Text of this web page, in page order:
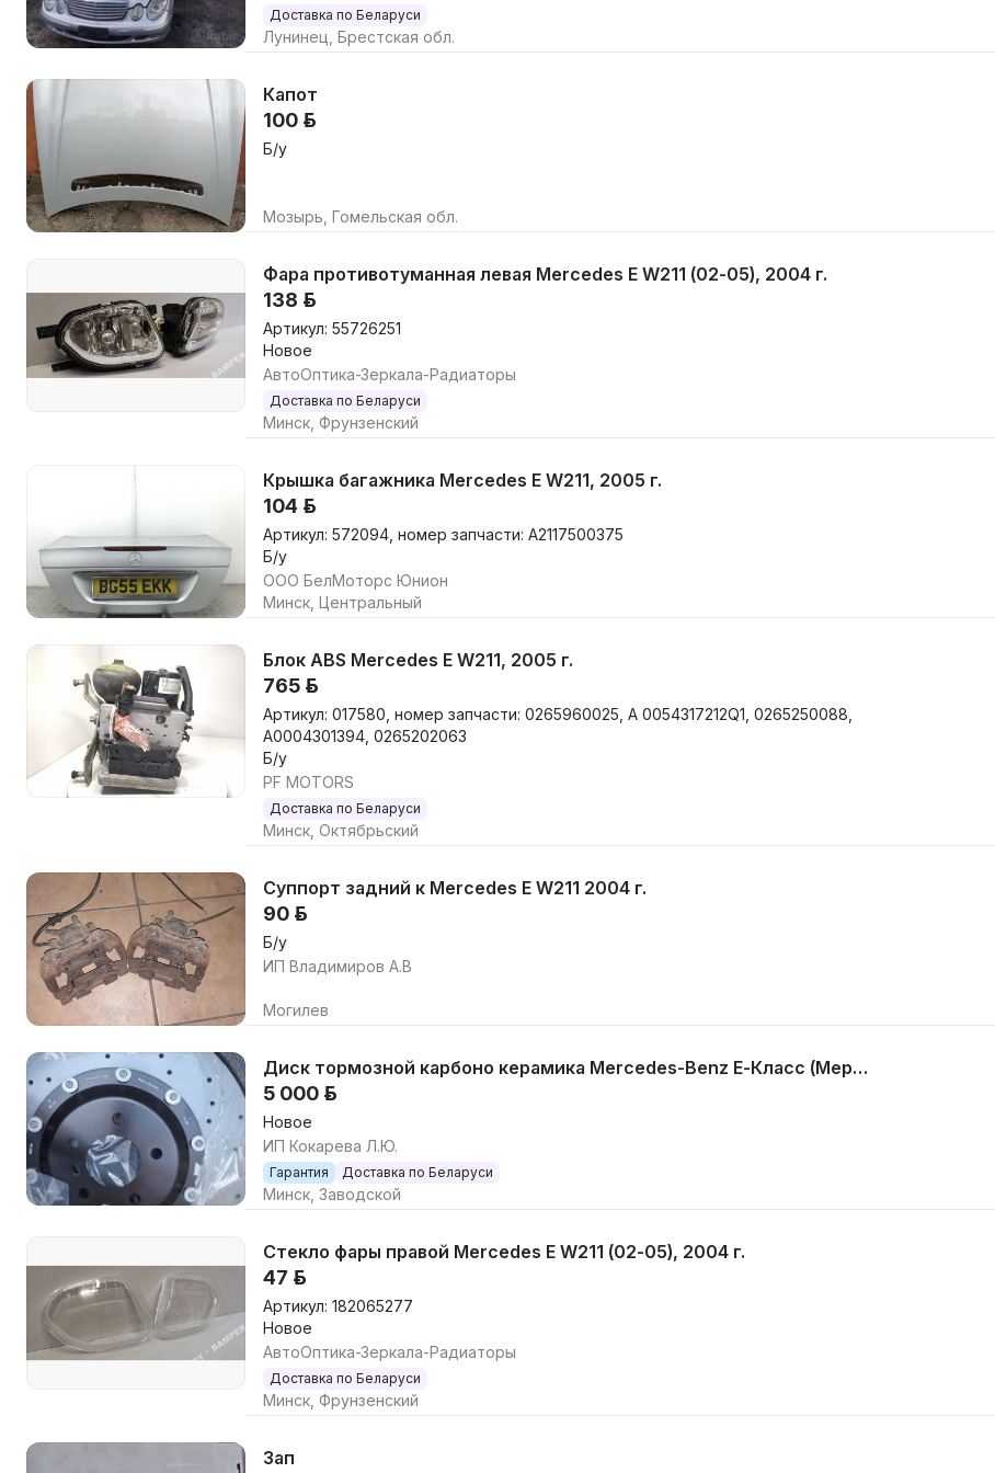
Доставка по Беларуси
Лунинец, Брестская обл.
Капот
100 р.
Б/у
Мозырь, Гомельская обл.
Фара противотуманная левая Mercedes E W211 (02-05), 2004 г.
138 р.
Артикул: 55726251
Новое
АвтоОптика-Зеркала-Радиаторы
Доставка по Беларуси
Минск, Фрунзенский
Крышка багажника Mercedes E W211, 2005 г.
104 р.
Артикул: 572094, номер запчасти: A2117500375
Б/у
ООО БелМоторс Юнион
Минск, Центральный
Блок ABS Mercedes E W211, 2005 г.
765 р.
Артикул: 017580, номер запчасти: 0265960025, A 0054317212Q1, 0265250088,
A0004301394, 0265202063
Б/у
PF MOTORS
Доставка по Беларуси
Минск, Октябрьский
Суппорт задний к Mercedes E W211 2004 г.
90 р.
Б/у
ИП Владимиров А.В
Могилев
Диск тормозной карбоно керамика Mercedes-Benz E-Класс (Мерседес Е-Класс)
5 000 р.
Новое
ИП Кокарева Л.Ю.
Гарантия Доставка по Беларуси
Минск, Заводской
Стекло фары правой Mercedes E W211 (02-05), 2004 г.
47 р.
Артикул: 182065277
Новое
АвтоОптика-Зеркала-Радиаторы
Доставка по Беларуси
Минск, Фрунзенский
Зап